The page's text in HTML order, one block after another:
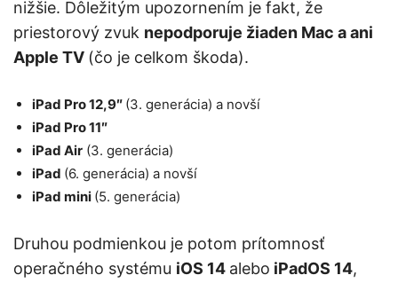
nižšie. Dôležitým upozornením je fakt, že
priestorový zvuk nepodporuje žiaden Mac a ani
Apple TV (čo je celkom škoda).
iPad Pro 12,9″ (3. generácia) a novší
‌iPad Pro‌‌ 11″
iPad Air (3. generácia)
‌‌iPad‌‌ (6. generácia) a novší
iPad mini (5. generácia)
Druhou podmienkou je potom prítomnosť
operačného systému iOS 14 alebo iPadOS 14,